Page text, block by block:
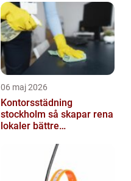
06 maj 2026
Kontorsstädning
stockholm så skapar rena
lokaler bättre